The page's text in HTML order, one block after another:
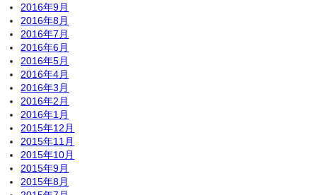
2016年9月
2016年8月
2016年7月
2016年6月
2016年5月
2016年4月
2016年3月
2016年2月
2016年1月
2015年12月
2015年11月
2015年10月
2015年9月
2015年8月